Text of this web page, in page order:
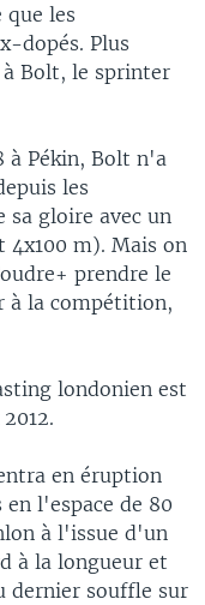
les
dopés. Plus
Bolt, le sprinter
à Pékin, Bolt n'a
les
sa gloire avec un
4x100 m). Mais on
prendre le
à la compétition,
londonien est
en éruption
l'espace de 80
à l'issue d'un
à la longueur et
dernier souffle sur